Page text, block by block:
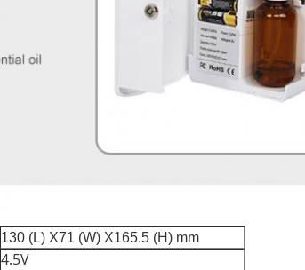
130 (L) X71 (W) X165.5 (H) mm
4.5V